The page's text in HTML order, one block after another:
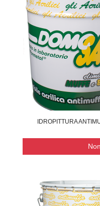
IDROPITTURA